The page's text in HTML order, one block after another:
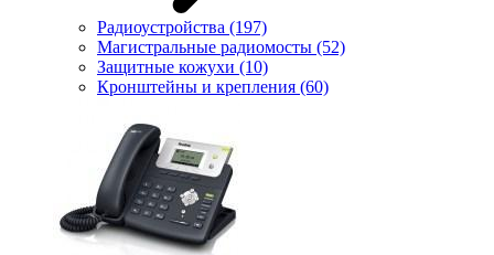
Радиоустройства (197)
Магистральные радиомосты (52)
Защитные кожухи (10)
Кронштейны и крепления (60)